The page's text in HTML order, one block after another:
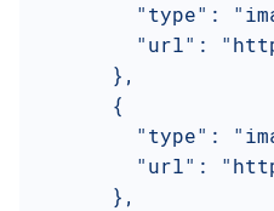
"type":
"url":
      },
      {
"type":
"url":
      },